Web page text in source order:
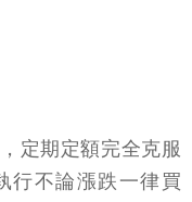
定期定額完全克服
行不論漲跌一律買